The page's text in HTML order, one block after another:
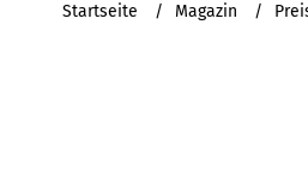
Startseite Magazin